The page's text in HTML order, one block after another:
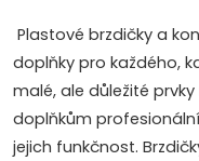
c
í
p
o
v
á
n
Plastové brzdičky a
doplňky pro každého,
malé, ale důležité
doplňkům
jejich funkčnost.